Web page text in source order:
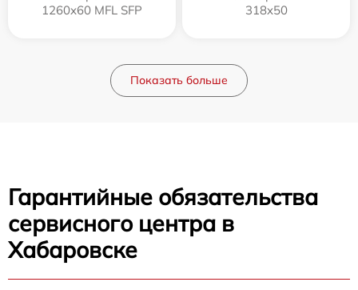
1260x60 MFL SFP
318x50
Показать больше
Гарантийные обязательства
сервисного центра в
Хабаровске